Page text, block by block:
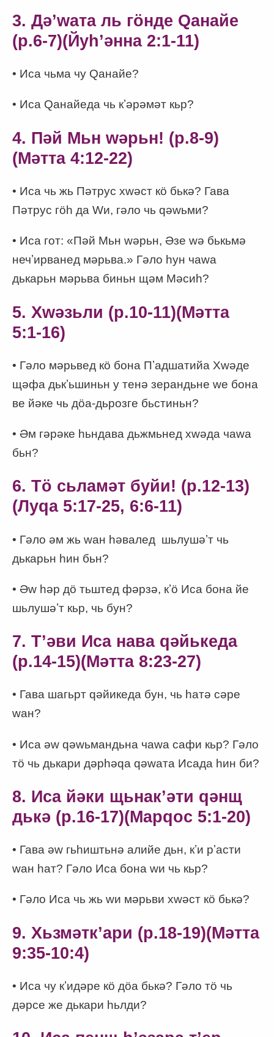
3. Дәʼwата ль гӧнде Qанайе
(p.6-7)(Йуһʼәнна 2:1-11)
• Иса чьма чу Qанайе?
• Иса Qанайеда чь кʼәрәмәт кьр?
4. Пәй Мьн wәрьн! (p.8-9)
(Мәтта 4:12-22)
• Иса чь жь Пәтрус хwәст кӧ бькә? Гава
Пәтрус гӧһ да Wи, гәло чь qәwьми?
• Иса гот: «Пәй Мьн wәрьн, Әзе wә бькьмә
нечʼирванед мәрьва.» Гәло һун чаwа
дькарьн мәрьва биньн щәм Мәсиһ?
5. Хwәзьли (p.10-11)(Мәтта
5:1-16)
• Гәло мәрьвед кӧ бона Пʼадшатийа Хwәде
щәфа дькʼьшиньн у тенә зерандьне wе бона
ве йәке чь дӧа-дьрозге бьстиньн?
• Әм гәрәке һьндава дьжмьнед хwәда чаwа
бьн?
6. Тӧ сьламәт буйи! (p.12-13)
(Луqа 5:17-25, 6:6-11)
• Гәло әм жь wан һәвалед шьлушәʼт чь
дькарьн һин бьн?
• Әw һәр дӧ тьштед фәрзә, кʼӧ Иса бона йе
шьлушәʼт кьр, чь бун?
7. Тʼәви Иса нава qәйькеда
(p.14-15)(Мәтта 8:23-27)
• Гава шагьрт qәйикеда бун, чь һатә сәре
wан?
• Иса әw qәwьмандьна чаwа сафи кьр? Гәло
тӧ чь дькари дәрһәqа qәwата Исада һин би?
8. Иса йәки щьнакʼәти qәнщ
дькә (p.16-17)(Марqос 5:1-20)
• Гава әw гьһиштьнә алийе дьн, кʼи рʼасти
wан һат? Гәло Иса бона wи чь кьр?
• Гәло Иса чь жь wи мәрьви хwәст кӧ бькә?
9. Хьзмәткʼари (p.18-19)(Мәтта
9:35-10:4)
• Иса чу кʼидәре кӧ дӧа бькә? Гәло тӧ чь
дәрсе же дькари һьлди?